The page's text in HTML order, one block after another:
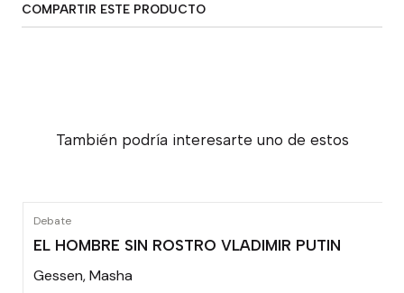
COMPARTIR ESTE PRODUCTO
También podría interesarte uno de estos
Debate
EL HOMBRE SIN ROSTRO VLADIMIR PUTIN
Gessen, Masha